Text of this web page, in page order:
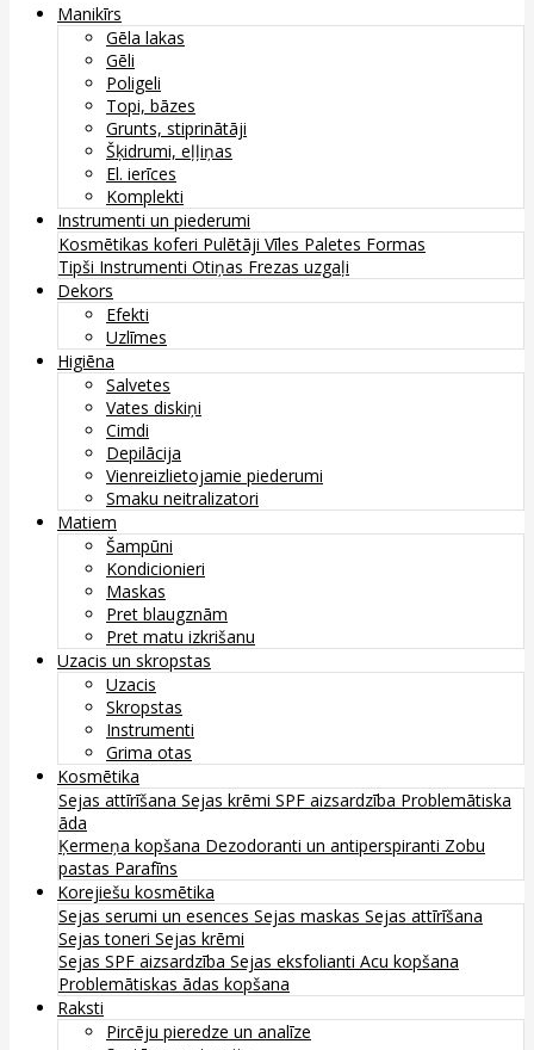
Manikīrs
Gēla lakas
Gēli
Poligeli
Topi, bāzes
Grunts, stiprinātāji
Šķidrumi, eļļiņas
El. ierīces
Komplekti
Instrumenti un piederumi
Kosmētikas koferi Pulētāji Vīles Paletes Formas
Tipši Instrumenti Otiņas Frezas uzgaļi
Dekors
Efekti
Uzlīmes
Higiēna
Salvetes
Vates diskiņi
Cimdi
Depilācija
Vienreizlietojamie piederumi
Smaku neitralizatori
Matiem
Šampūni
Kondicionieri
Maskas
Pret blaugznām
Pret matu izkrišanu
Uzacis un skropstas
Uzacis
Skropstas
Instrumenti
Grima otas
Kosmētika
Sejas attīrīšana Sejas krēmi SPF aizsardzība Problemātiska
āda
Ķermeņa kopšana Dezodoranti un antiperspiranti Zobu
pastas Parafīns
Korejiešu kosmētika
Sejas serumi un esences Sejas maskas Sejas attīrīšana
Sejas toneri Sejas krēmi
Sejas SPF aizsardzība Sejas eksfolianti Acu kopšana
Problemātiskas ādas kopšana
Raksti
Pircēju pieredze un analīze